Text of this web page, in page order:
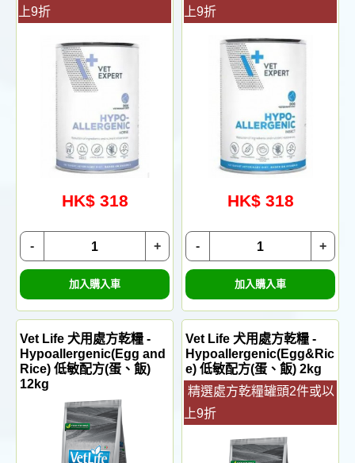
上9折
HK$ 318
+
-
加入購入車
上9折
HK$ 318
+
-
加入購入車
Vet Life 犬用處方乾糧 -
Hypoallergenic(Egg and
Rice) 低敏配方(蛋、飯)
12kg
Vet Life 犬用處方乾糧 -
Hypoallergenic(Egg&Ric
e) 低敏配方(蛋、飯) 2kg
精選處方乾糧罐頭2件或以
上9折